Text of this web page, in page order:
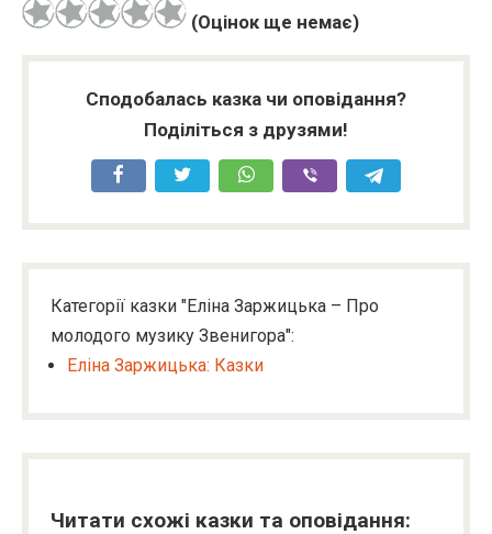
(Оцінок ще немає)
Сподобалась казка чи оповідання?
Поділіться з друзями!
Категорії казки "Еліна Заржицька – Про
молодого музику Звенигора":
Еліна Заржицька: Казки
Читати схожі казки та оповідання: